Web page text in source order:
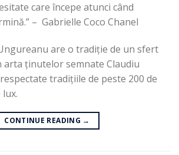
care începe atunci când
– Gabrielle Coco Chanel
are o tradiție de un sfert
arta ținutelor semnate Claudiu
tradițiile de peste 200 de
CONTINUE READING →